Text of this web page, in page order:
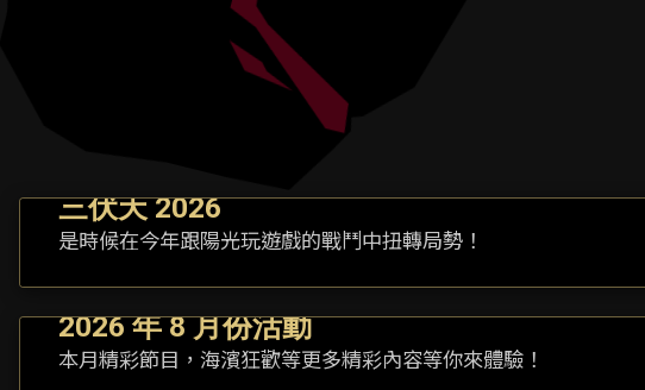
三伏天 2026
是時候在今年跟陽光玩遊戲的戰鬥中扭轉局勢！
2026 年 8 月份活動
本月精彩節目，海濱狂歡等更多精彩內容等你來體驗！